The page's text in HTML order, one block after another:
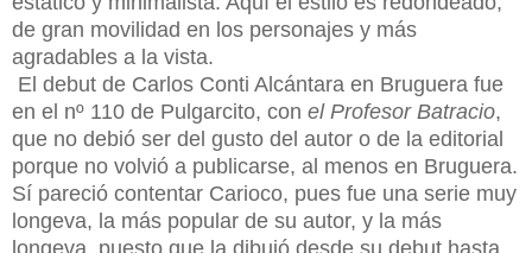
de gran movilidad en los personajes y más
agradables a la vista.
El debut de Carlos Conti Alcántara en Bruguera fue
en el nº 110 de Pulgarcito, con el Profesor Batracio,
que no debió ser del gusto del autor o de la editorial
porque no volvió a publicarse, al menos en Bruguera.
Sí pareció contentar Carioco, pues fue una serie muy
longeva, la más popular de su autor, y la más